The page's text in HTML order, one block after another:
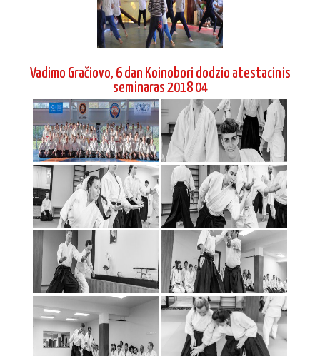
Vadimo Gračiovo, 6 dan Koinobori dodzio atestacinis
seminaras 2018 04